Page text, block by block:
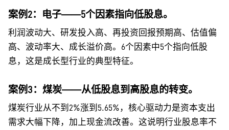
案例2：电子——5个因素指向低股息。
利润波动大、研发投入高、再投资回报预期高、估值偏
高、波动率大、成长溢价高。6个因素中5个指向低股
息，这是成长型行业的典型特征。
案例3：煤炭——从低股息到高股息的转变。
煤炭行业从不到2%涨到5.65%，核心驱动力是资本支出
需求大幅下降，加上现金流改善。这说明行业股息率不